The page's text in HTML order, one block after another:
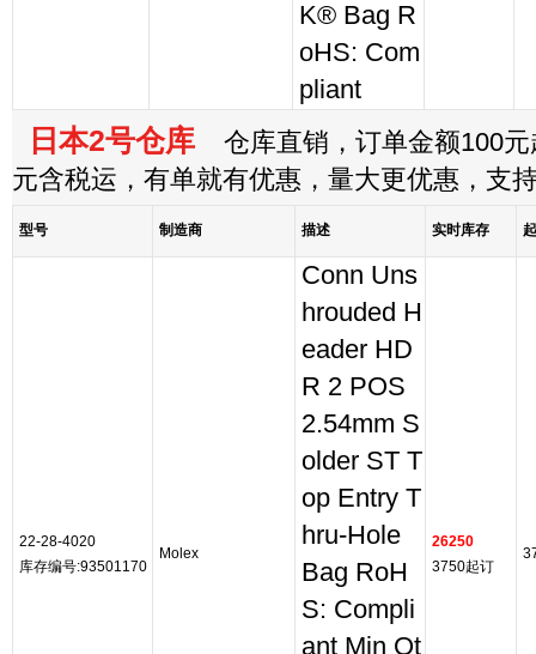
K® Bag R
oHS: Com
pliant
日本2号仓库 仓库直销，订单金额100元
元含税运，有单就有优惠，量大更优惠，支
型号 制造商 描述 实时库存
22-28-4020
库存编号:93501170
Molex
Conn Uns
hrouded H
eader HD
R 2 POS
2.54mm S
older ST T
op Entry T
hru-Hole
Bag RoH
S: Compli
ant Min Qt
26250
3750起订